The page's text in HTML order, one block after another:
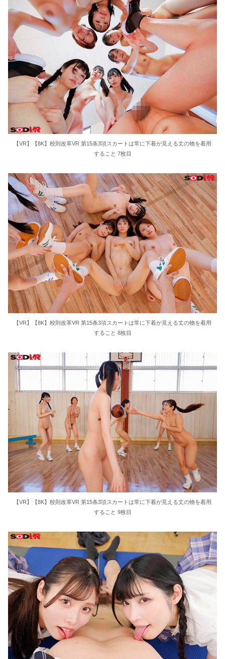
【VR】【8K】校則改革VR 第15条3項スカートは常に下着が見える丈の物を着用
すること 7枚目
【VR】【8K】校則改革VR 第15条3項スカートは常に下着が見える丈の物を着用
すること 8枚目
【VR】【8K】校則改革VR 第15条3項スカートは常に下着が見える丈の物を着用
すること 9枚目